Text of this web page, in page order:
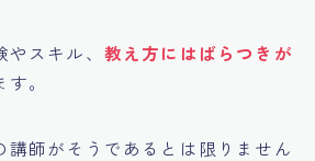
スキル、 教え方にはばらつきが
。
講師がそうであるとは限りません